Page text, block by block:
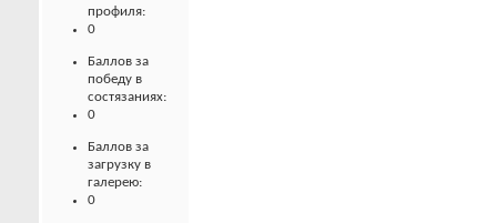
профиля:
0
Баллов за
победу в
состязаниях:
0
Баллов за
загрузку в
галерею:
0